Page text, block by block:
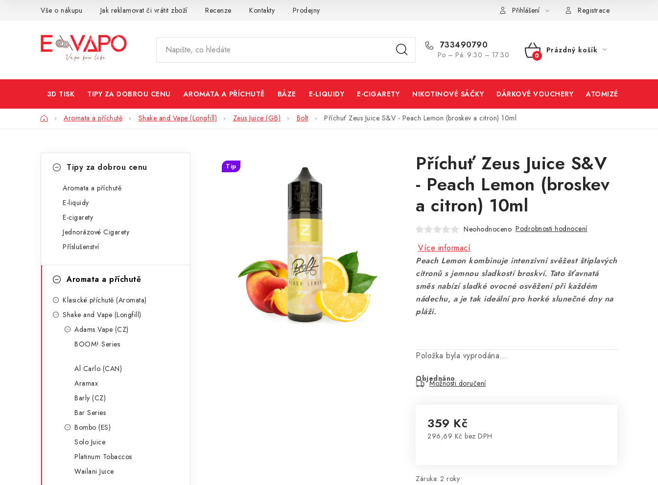
Vše o nákupu Jak reklamovat či vrátit zboží Recenze Kontakty Prodejny Přihlášení Registrace
733490790
Po – Pá: 9:30 – 17:30
NÁKUPNÍ
Prázdný košík
3D TISK TIPY ZA DOBROU CENU AROMATA A PŘÍCHUTĚ BÁZE E-LIQUIDY E-CIGARETY NIKOTINOVÉ SÁČKY DÁRKOVÉ VOUCHERY ATOMIZÉRY A
DomůAromata a příchutě Shake and Vape (Longfill) Zeus Juice (GB) Bolt Příchuť Zeus Juice S&V - Peach Lemon (broskev a citron) 10ml
n
kategorieTipy za dobrou cenu
Aromata a příchutě
E-liquidy
E-cigarety
Jednorázové Cigarety
Příslušenství
Aromata a příchutě
Klasické příchutě (Aromata)
Shake and Vape (Longfill)
Adams Vape (CZ)
BOOM! Series
Al Carlo (CAN)
Aramax
Barly (CZ)
Bar Series
Bombo (ES)
Solo Juice
Platinum Tobaccos
Wailani Juice
Příchuť Zeus Juice S&V
- Peach Lemon (broskev
a citron) 10ml
Neohodnoceno Podrobnosti hodnocení
Více informací
Peach Lemon kombinuje intenzivní svěžest štiplavých
citronů s jemnou sladkostí broskví. Tato šťavnatá
směs nabízí sladké ovocné osvěžení při každém
nádechu, a je tak ideální pro horké slunečné dny na
pláži.
Položka byla vyprodána…
Objednáno
Možnosti doručení
359 Kč
296,69 Kč bez DPH
Záruka: 2 roky
Tip